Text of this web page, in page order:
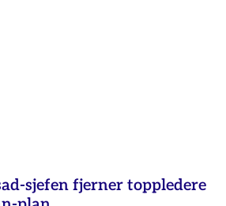
sjefen fjerner toppledere